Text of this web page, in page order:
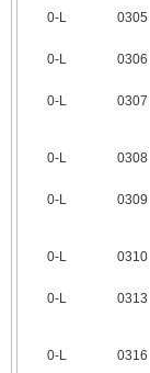
0‑L 0305
0‑L
0306
0‑L
0307
0‑L 0308
0‑L
0309
0‑L 0310
0‑L
0313
0‑L 0316